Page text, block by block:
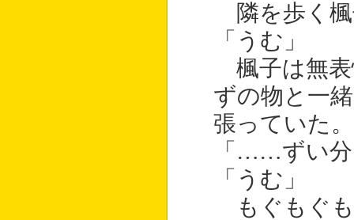
隣を歩く楓
「うむ」
楓子は無表
ずの物と一
張っていた。
「……ずい
「うむ」
もぐもぐも